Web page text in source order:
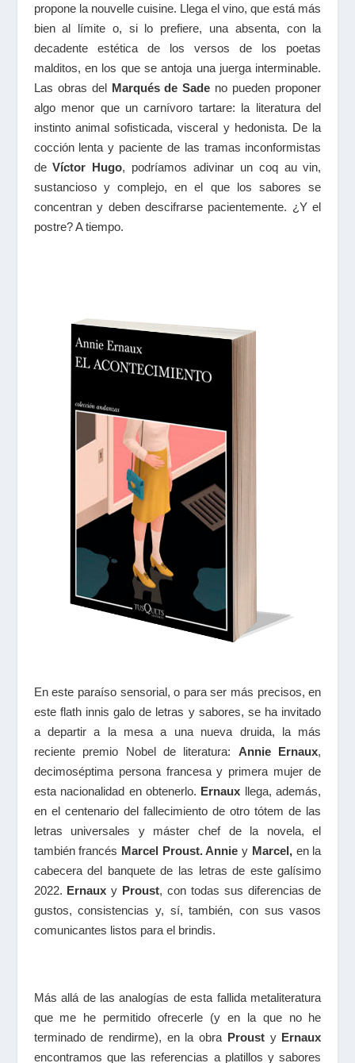
propone la nouvelle cuisine. Llega el vino, que está más
bien al límite o, si lo prefiere, una absenta, con la
decadente estética de los versos de los poetas
malditos, en los que se antoja una juerga interminable.
Las obras del Marqués de Sade no pueden proponer
algo menor que un carnívoro tartare: la literatura del
instinto animal sofisticada, visceral y hedonista. De la
cocción lenta y paciente de las tramas inconformistas
deVíctor Hugo, podríamos adivinar un coq au vin,
sustancioso y complejo, en el que los sabores se
concentran y deben descifrarse pacientemente. ¿Y el
postre? A tiempo.
En este paraíso sensorial, o para ser más precisos, en
este flath innis galo de letras y sabores, se ha invitado
a departir a la mesa a una nueva druida, la más
reciente premio Nobel de literatura: Annie Ernaux,
decimoséptima persona francesa y primera mujer de
esta nacionalidad en obtenerlo. Ernaux llega, además,
en el centenario del fallecimiento de otro tótem de las
letras universales y máster chef de la novela, el
también francés Marcel Proust. Anniey Marcel,en la
cabecera del banquete de las letras de este galísimo
2022. Ernauxy Proust, con todas sus diferencias de
gustos, consistencias y, sí, también, con sus vasos
comunicantes listos para el brindis.
Más allá de las analogías de esta fallida metaliteratura
que me he permitido ofrecerle (y en la que no he
terminado de rendirme), en la obra Proust yErnaux
encontramos que las referencias a platillos y sabores